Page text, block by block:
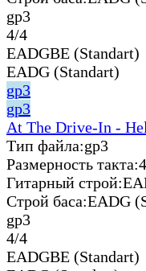
gp3
4/4
EADGBE (Standart)
EADG (Standart)
gp3
gp3
At The Drive-In -
Тип файла:gp3
Размерность такта:
Гитарный строй:
Строй баса:EADG
gp3
4/4
EADGBE (Standart)